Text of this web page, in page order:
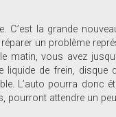
C’est la grande
un problème
matin, vous avez
liquide de frein,
L’auto pourra donc
pourront attendre un